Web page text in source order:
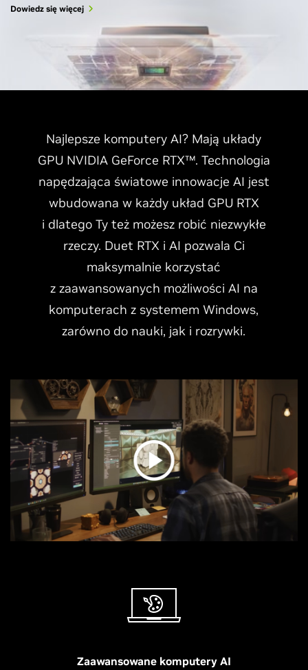
Dowiedz się więcej
Najlepsze komputery AI? Mają układy
GPU NVIDIA GeForce RTX™. Technologia
napędzająca światowe innowacje AI jest
wbudowana w każdy układ GPU RTX
i dlatego Ty też możesz robić niezwykłe
rzeczy. Duet RTX i AI pozwala Ci
maksymalnie korzystać
z zaawansowanych możliwości AI na
komputerach z systemem Windows,
zarówno do nauki, jak i rozrywki.
Zaawansowane komputery AI